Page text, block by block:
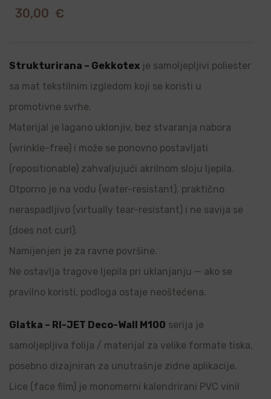
30,00 €
Strukturirana – Gekkotex je samoljepljivi poliester
sa mat tekstilnim izgledom koji se koristi u
promotivne svrhe.
Materijal je lagano uklonjiv, bez stvaranja nabora
(wrinkle-free) i može se ponovno postavljati
(repositionable) zahvaljujući akrilnom sloju ljepila.
Otporno je na vodu (water-resistant), praktično
neraspadljivo (virtually tear-resistant) i ne savija se
(does not curl).
Namijenjen je za ravne površine.
Ne ostavlja tragove ljepila pri uklanjanju — ako se
pravilno koristi, podloga ostaje neoštećena.
Glatka – RI-JET Deco-Wall M100 serija je
samoljepljiva folija / materijal za velike formate tiska,
posebno dizajniran za unutrašnje zidne aplikacije.
Lice (face film) je monomerni kalendrirani PVC vinil